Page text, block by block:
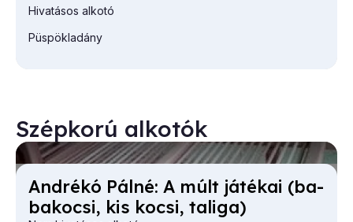
Hivatásos alkotó
Püspökladány
Szépkorú alkotók
And­ré­kó Pál­né: A múlt já­té­kai (ba­
ba­ko­csi, kis ko­csi, ta­li­ga)